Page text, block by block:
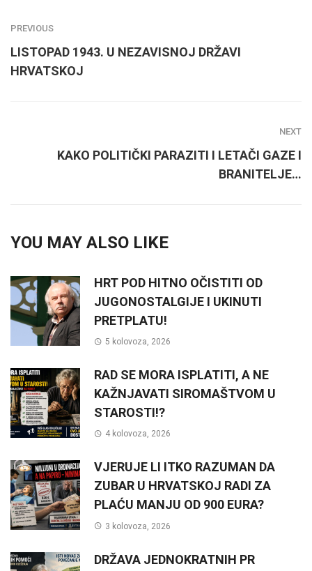
PREVIOUS
LISTOPAD 1943. U NEZAVISNOJ DRŽAVI
HRVATSKOJ
NEXT
KAKO POLITIČKI PARAZITI I LETAČI GAZE I
BRANITELJE…
YOU MAY ALSO LIKE
HRT POD HITNO OČISTITI OD
JUGONOSTALGIJE I UKINUTI
PRETPLATU!
5 kolovoza, 2026
RAD SE MORA ISPLATITI, A NE
KAŽNJAVATI SIROMAŠTVOM U
STAROSTI!?
4 kolovoza, 2026
VJERUJE LI ITKO RAZUMAN DA
ZUBAR U HRVATSKOJ RADI ZA
PLAĆU MANJU OD 900 EURA?
3 kolovoza, 2026
DRŽAVA JEDNOKRATNIH PR